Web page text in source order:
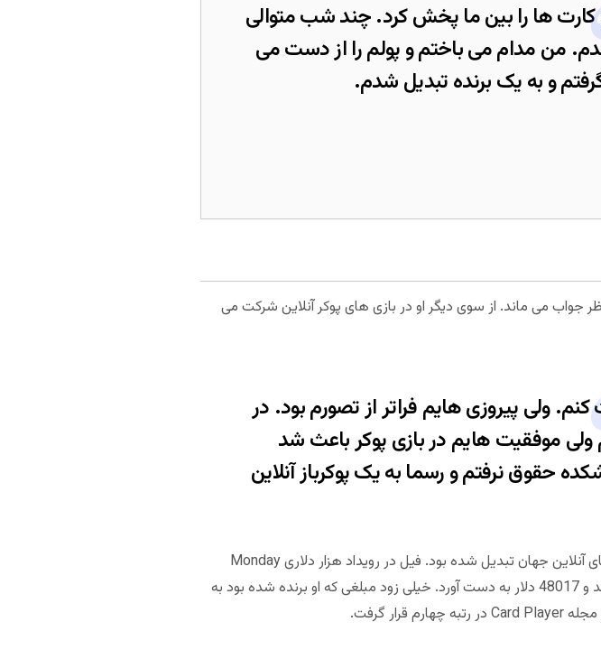
کارت ها را بین ما پخش کرد. چند شب متوالی
من مدام می باختم و پولم را از دست می
و به یک برنده تبدیل شدم.
و باید منتظر جواب می ماند. از سوی دیگر او در بازی های پوکر آنلاین شرکت می
ولی پیروزی هایم فراتر از تصورم بود. در
ولی موفقیت هایم در بازی پوکر باعث شد
حقوق نرفتم و رسما به یک پوکرباز آنلاین
از سال 2008 کالینز روز به روز بیشتر پیشرفت کرد. او به یکی از بهترین پوکربازهای آنلاین جهان تبدیل شده بود. فیل در رویداد هزار دلاری Monday
برنده شد و 69680 دلار دریافت کرد. سه ماه بعد در یک تورنمنت دیگر برنده شد و 48017 دلار به دست آورد. خیلی زود مبلغی که او برنده شده بود به